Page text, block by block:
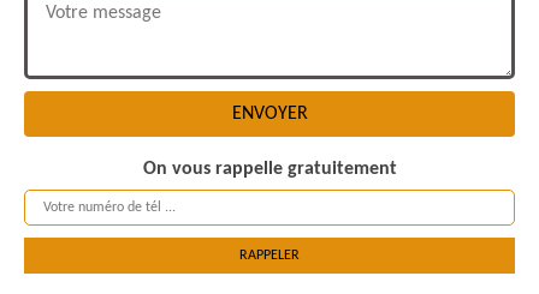
On vous rappelle gratuitement